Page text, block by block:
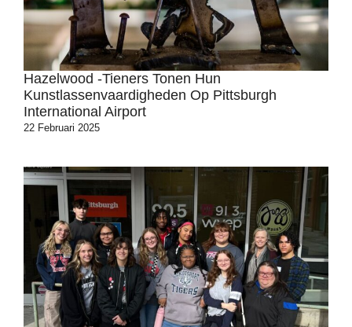
Hazelwood -tieners Tonen Hun
Kunstlassenvaardigheden Op Pittsburgh
International Airport
22 Februari 2025